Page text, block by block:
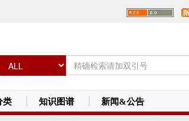
类 知识图谱 新闻&公告